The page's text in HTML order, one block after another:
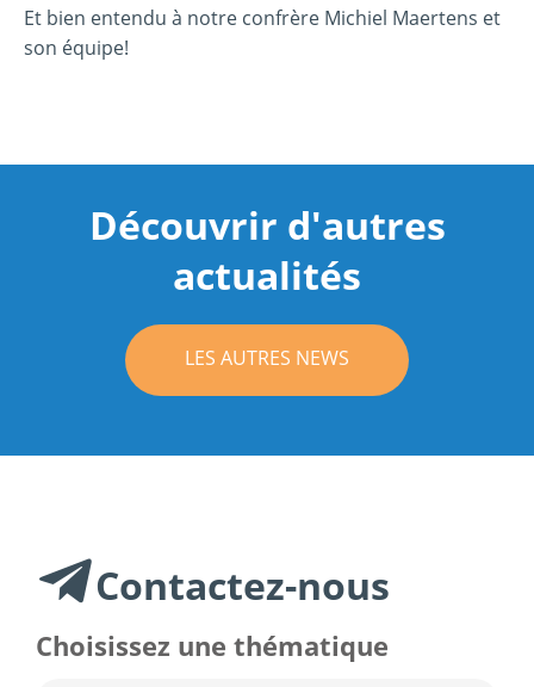
Et bien entendu à notre confrère Michiel Maertens et
son équipe!
Découvrir d'autres
actualités
LES AUTRES NEWS
Contactez-nous
Choisissez une thématique